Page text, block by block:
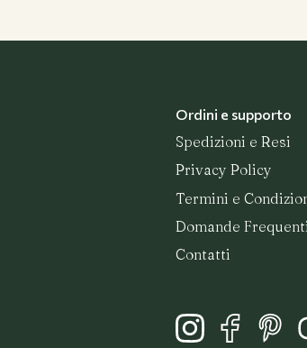
Ordini e supporto
Spedizioni e Resi
Privacy Policy
Termini e
Domande Frequenti
Contatti